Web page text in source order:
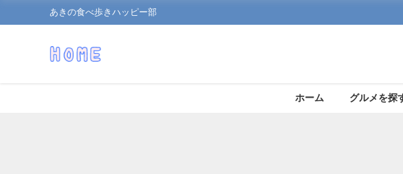
あきの食べ歩きハッピー部
ホーム グルメを探